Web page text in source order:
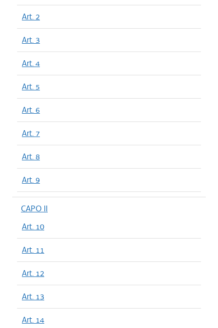
Art. 2
Art. 3
Art. 4
Art. 5
Art. 6
Art. 7
Art. 8
Art. 9
CAPO II
Art. 10
Art. 11
Art. 12
Art. 13
Art. 14